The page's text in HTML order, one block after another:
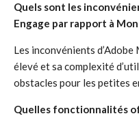
Quels sont les
Engage par rapport à
Les inconvénients
élevé et sa complexité
obstacles pour les petites
Quelles fonctionnalités